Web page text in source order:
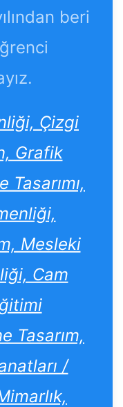
beri
Çizgi
Grafik
Mesleki
Cam
Tasarım,
/